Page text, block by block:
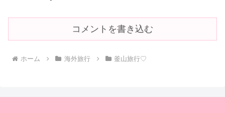
コメントを書き込む
ホーム 海外旅行 釜山旅行♡